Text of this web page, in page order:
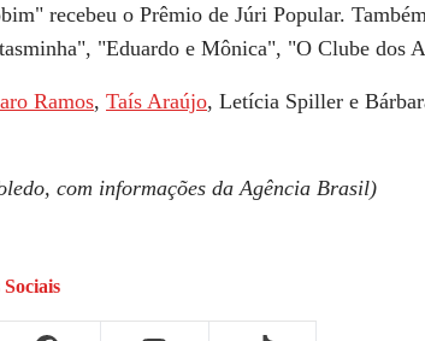
recebeu o Prêmio de Júri Popular.
, "Eduardo e Mônica", "O Clube dos
Ramos, Taís Araújo, Letícia Spiller e
com informações da Agência Brasil)
Sociais